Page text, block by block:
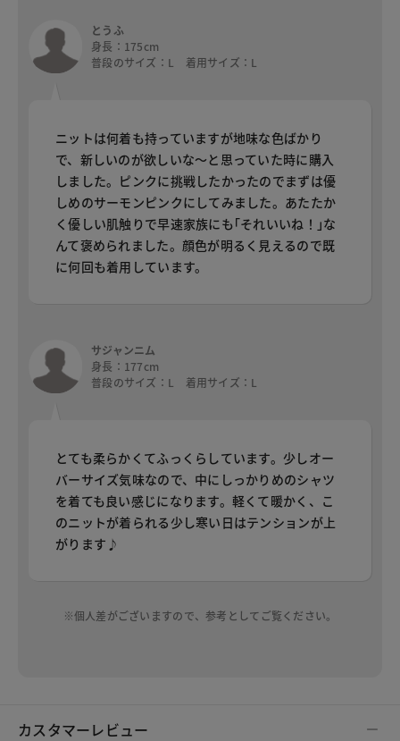
とうふ
身長：175cm
普段のサイズ：L 着用サイズ：L
ニットは何着も持っていますが地味な色ばかり
で、新しいのが欲しいな～と思っていた時に購入
しました。ピンクに挑戦したかったのでまずは優
しめのサーモンピンクにしてみました。あたたか
く優しい肌触りで早速家族にも｢それいいね！｣な
んて褒められました。顔色が明るく見えるので既
に何回も着用しています。
サジャンニム
身長：177cm
普段のサイズ：L 着用サイズ：L
とても柔らかくてふっくらしています。少しオー
バーサイズ気味なので、中にしっかりめのシャツ
を着ても良い感じになります。軽くて暖かく、こ
のニットが着られる少し寒い日はテンションが上
がります♪
※個人差がございますので、参考としてご覧ください。
カスタマーレビュー